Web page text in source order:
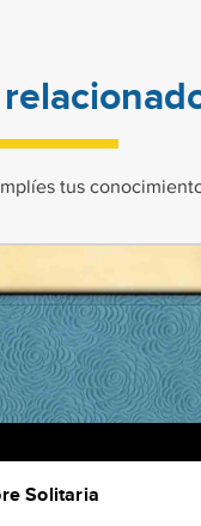
tus
Solitaria